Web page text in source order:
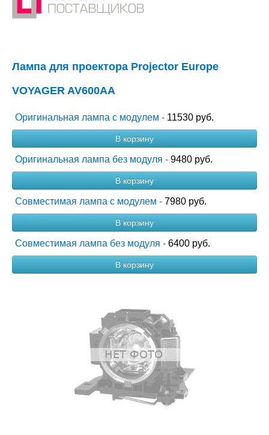
Лампа для проектора Projector Europe
VOYAGER AV600AA
Оригинальная лампа с модулем - 11530 руб.
В корзину
Оригинальная лампа без модуля - 9480 руб.
В корзину
Совместимая лампа с модулем - 7980 руб.
В корзину
Совместимая лампа без модуля - 6400 руб.
В корзину